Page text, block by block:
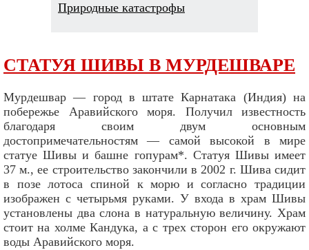
Природные катастрофы
СТАТУЯ ШИВЫ В МУРДЕШВАРЕ
Мурдешвар — город в штате Карнатака (Индия) на
побережье Аравийского моря. Получил известность
благодаря своим двум основным
достопримечательностям — самой высокой в мире
статуе Шивы и башне гопурам*. Статуя Шивы имеет
37 м., ее строительство закончили в 2002 г. Шива сидит
в позе лотоса спиной к морю и согласно традиции
изображен с четырьмя руками. У входа в храм Шивы
установлены два слона в натуральную величину. Храм
стоит на холме Кандука, а с трех сторон его окружают
воды Аравийского моря.